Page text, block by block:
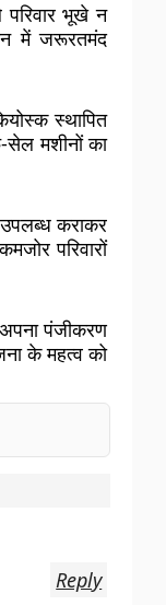
भूखे न
में जरूरतमंद
स्थापित
सेल मशीनों का
कराकर
परिवारों
पंजीकरण
के महत्व को
Reply